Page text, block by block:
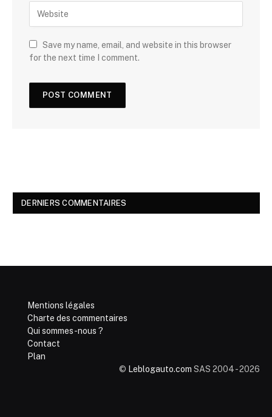
Save my name, email, and website in this browser
for the next time I comment.
DERNIERS COMMENTAIRES
Mentions légales
Charte des commentaires
Qui sommes-nous ?
Contact
Plan
© Leblogauto.com SAS 2004 - 2026